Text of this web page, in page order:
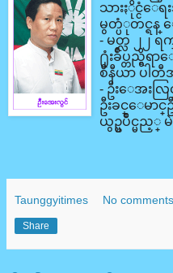
သားႏိုင္ငံေရ
မွတ္ပံုတင္ရ
- မတ္လ ၂၂ ရ
႐ုံးခ်ဳပ္တည္ရွိရ
စီနီယာ ပါတီအ
- ဦးေအးလြ
ဦးခင္ေမာ
ယွဥ္ၿပိဳင္မည့္
Taunggyitimes No
Share